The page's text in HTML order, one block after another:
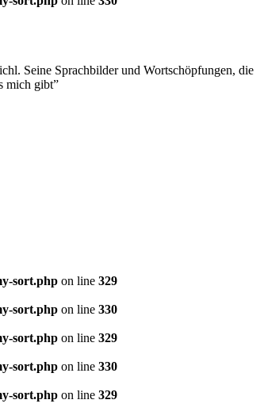
Seine Sprachbilder und Wortschöpfungen, die
mich gibt”
sort.php on line 329
sort.php on line 330
sort.php on line 329
sort.php on line 330
sort.php on line 329